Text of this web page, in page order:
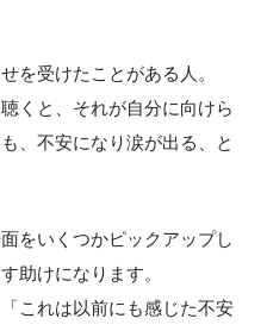
を受けたことがある人。
くと、それが自分に向けら
、不安になり涙が出る、と
をいくつかピックアップし
助けになります。
これは以前にも感じた不安